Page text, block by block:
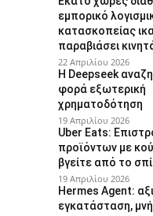
εμπορικό
κατασκοπείας
παραβιάσει
22 Απριλίου 2026
Η Deepseek
φορά εξωτερική
χρηματοδότηση
19 Απριλίου 2026
Uber Eats:
προϊόντων με
βγείτε από το
19 Απριλίου 2026
Hermes Agent:
εγκατάσταση,